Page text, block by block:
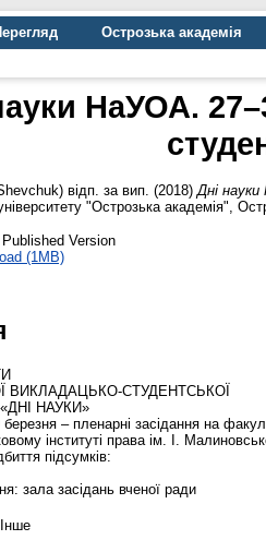
Острозька академія
НаУОА.
відп. за вип. (2018) Дні
"Острозька академія",
Version
(1MB)
ВИКЛАДАЦЬКО-СТУДЕНТСЬКОЇ
НАУКИ»
– пленарні засідання на
інституті права ім. І.
підсумків:
зала засідань вченої ради
Інше